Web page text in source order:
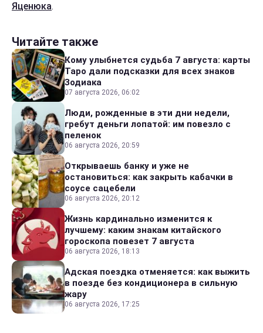
Яценюка.
Читайте также
Кому улыбнется судьба 7 августа: карты
Таро дали подсказки для всех знаков
Зодиака
07 августа 2026, 06:02
Люди, рожденные в эти дни недели,
гребут деньги лопатой: им повезло с
пеленок
06 августа 2026, 20:59
Открываешь банку и уже не
остановиться: как закрыть кабачки в
соусе сацебели
06 августа 2026, 20:12
Жизнь кардинально изменится к
лучшему: каким знакам китайского
гороскопа повезет 7 августа
06 августа 2026, 18:13
Адская поездка отменяется: как выжить
в поезде без кондиционера в сильную
жару
06 августа 2026, 17:25